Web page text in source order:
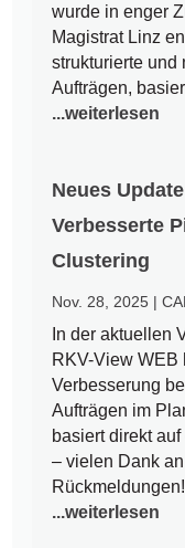
wurde in enger
Magistrat Linz
strukturierte und
Aufträgen,
...weiterlesen
Neues
Verbesserte
Clustering
Nov. 28, 2025 |
In der aktuellen
RKV-View
Verbesserung
Aufträgen im
basiert direkt
– vielen Dank
...weiterlesen